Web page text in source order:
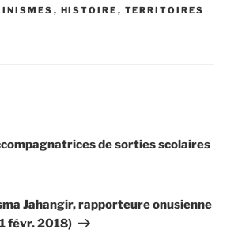
, HISTOIRE , TERRITOIRES
de sorties scolaires
Jahangir, rapporteure onusienne
févr. 2018)